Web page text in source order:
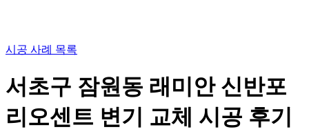
시공 사례 목록
서초구 잠원동 래미안 신반포
리오센트 변기 교체 시공 후기